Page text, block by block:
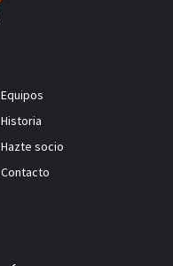
Equipos
Historia
Hazte socio
Contacto